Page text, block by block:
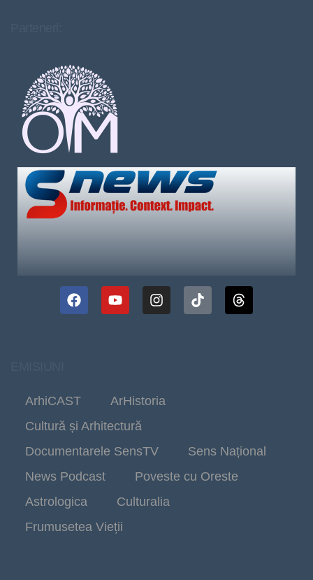
ArhiCAST
ArHistoria
Cultură și Arhitectură
Documentarele SensTV
Sens Național
News Podcast
Poveste cu Oreste
Astrologica
Culturalia
Frumusetea Vieții